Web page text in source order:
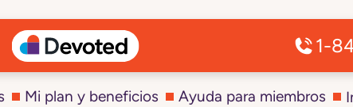
1-
Mi plan y beneficios Ayuda para miembros